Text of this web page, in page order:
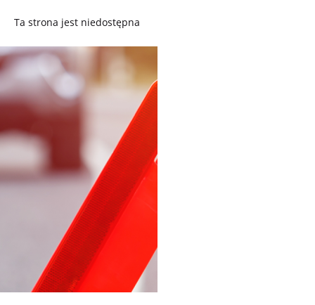
Ta strona jest niedostępna
Trang này không có
Esta página não está
disponível
このページは現在利用できま
せん
Pagina non disponibile
هذه الصفحة غير متوفرة